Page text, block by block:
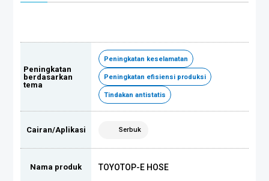
Peningkatan
berdasarkan
tema
Peningkatan keselamatan
Peningkatan efisiensi produksi
Tindakan antistatis
Cairan/Aplikasi Serbuk
Nama produk TOYOTOP-E HOSE